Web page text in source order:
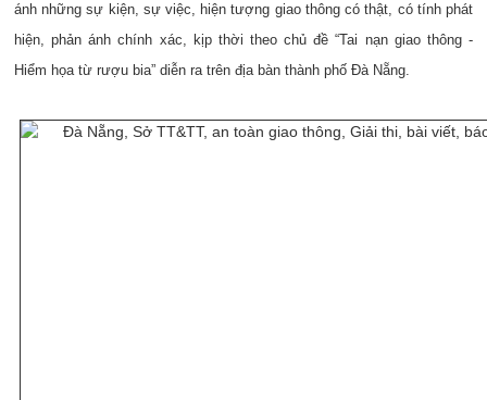
ánh những sự kiện, sự việc, hiện tượng giao thông có thật, có tính phát
hiện, phản ánh chính xác, kịp thời theo chủ đề “Tai nạn giao thông -
Hiểm họa từ rượu bia” diễn ra trên địa bàn thành phố Đà Nẵng.